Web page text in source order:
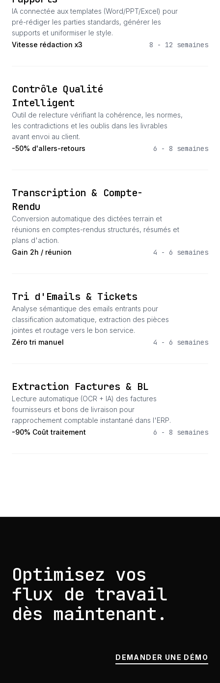
IA connectée aux templates (Word/PPT/Excel) pour
pré-rédiger les parties standards, générer les
supports et uniformiser le style.
Vitesse rédaction x3
8 - 12 semaines
Contrôle Qualité
Intelligent
Outil de relecture vérifiant la cohérence, les normes,
les contradictions et les oublis dans les livrables
avant envoi au client.
-50% d'allers-retours
6 - 8 semaines
Transcription & Compte-
Rendu
Conversion automatique des dictées terrain et
réunions en comptes-rendus structurés, résumés et
plans d'action.
Gain 2h / réunion
4 - 6 semaines
Tri d'Emails & Tickets
Analyse sémantique des emails entrants pour
classification automatique, extraction des pièces
jointes et routage vers le bon service.
Zéro tri manuel
4 - 6 semaines
Extraction Factures & BL
Lecture automatique (OCR + IA) des factures
fournisseurs et bons de livraison pour
rapprochement comptable instantané dans l'ERP.
-90% Coût traitement
6 - 8 semaines
Optimisez vos
flux de travail
dès maintenant.
DEMANDER UNE DÉMO